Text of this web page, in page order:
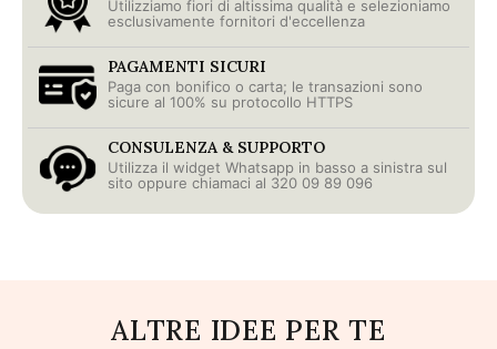
Utilizziamo fiori di altissima qualità e selezioniamo
esclusivamente fornitori d'eccellenza
PAGAMENTI SICURI
Paga con bonifico o carta; le transazioni sono
sicure al 100% su protocollo HTTPS
CONSULENZA & SUPPORTO
Utilizza il widget Whatsapp in basso a sinistra sul
sito oppure chiamaci al 320 09 89 096
ALTRE IDEE PER TE